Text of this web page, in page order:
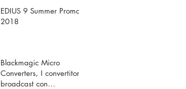
EDIUS 9 Summer Promo
2018
Blackmagic Micro
Converters, I convertitori
broadcast con